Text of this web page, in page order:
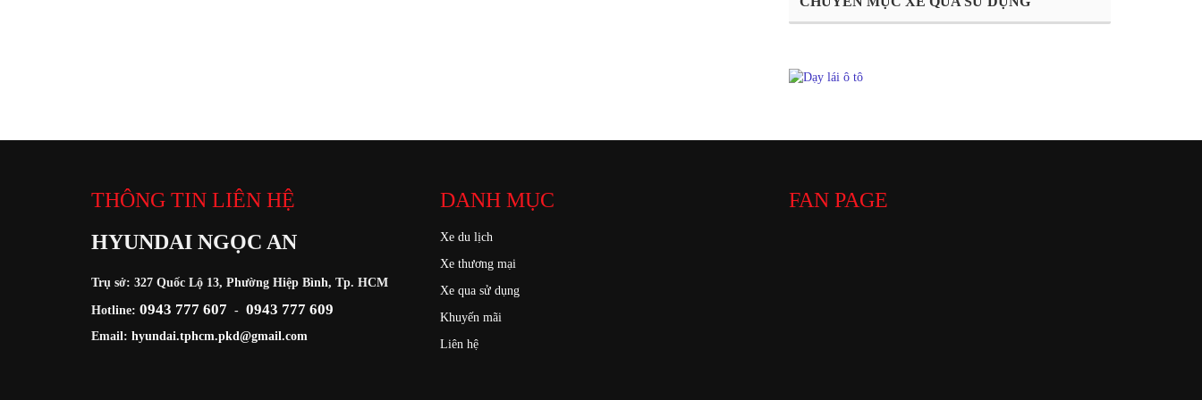
THÔNG TIN LIÊN HỆ
HYUNDAI NGỌC AN
Trụ sở: 327 Quốc Lộ 13, Phường Hiệp Bình, Tp. HCM
Hotline: 0943 777 607 - 0943 777 609
Email: hyundai.tphcm.pkd@gmail.com
DANH MỤC
Xe du lịch
Xe thương mại
Xe qua sử dụng
Khuyến mãi
Liên hệ
FAN PAGE